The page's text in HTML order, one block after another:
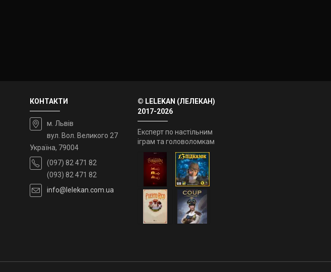
КОНТАКТИ
м. Львів
вул. Вол. Великого 27
Україна, 79004
(097) 82 471 82
(093) 82 471 82
info@lelekan.com.ua
© LELEKAN (ЛЕЛЕКАН)
2017-2026
Експерт по настільним
іграм та головоломкам